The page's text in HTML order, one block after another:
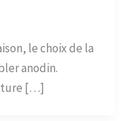
le choix de la
anodin.
[…]